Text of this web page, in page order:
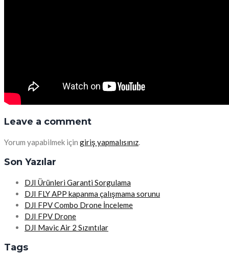
Leave a comment
Yorum yapabilmek için giriş yapmalısınız.
Son Yazılar
DJI Ürünleri Garanti Sorgulama
DJI FLY APP kapanma çalışmama sorunu
DJI FPV Combo Drone İnceleme
DJI FPV Drone
DJI Mavic Air 2 Sızıntılar
Tags